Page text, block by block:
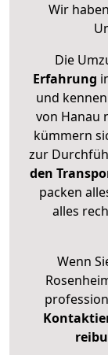
Wir
Die
Erfahrung
und
von Hanau
kümmern
zur
den
packen
alles
Wenn